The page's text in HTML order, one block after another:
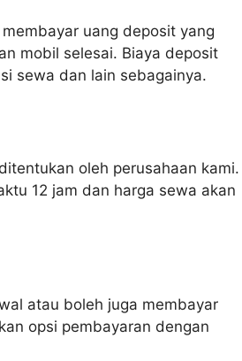
uang deposit yang
mobil selesai. Biaya deposit
sewa dan lain sebagainya.
oleh perusahaan kami.
12 jam dan harga sewa akan
atau boleh juga membayar
opsi pembayaran dengan